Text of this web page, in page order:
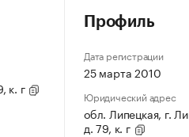
к. г
Профиль
Дата регистрации
25 марта 2010
Юридический адрес
обл. Липецкая, г.
д. 79, к. г